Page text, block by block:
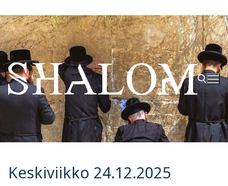
Hyppää
sisältöön
Hae:
Keskiviikko 24.12.2025